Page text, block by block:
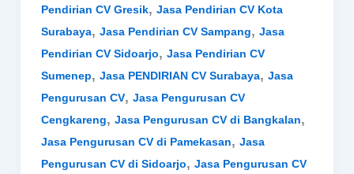
Pendirian CV Gresik, Jasa Pendirian CV Kota
Surabaya, Jasa Pendirian CV Sampang, Jasa
Pendirian CV Sidoarjo, Jasa Pendirian CV
Sumenep, Jasa PENDIRIAN CV Surabaya, Jasa
Pengurusan CV, Jasa Pengurusan CV
Cengkareng, Jasa Pengurusan CV di Bangkalan,
Jasa Pengurusan CV di Pamekasan, Jasa
Pengurusan CV di Sidoarjo, Jasa Pengurusan CV